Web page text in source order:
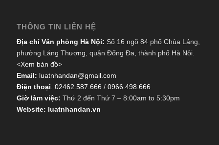
THÔNG TIN LIÊN HỆ
Địa chỉ Văn phòng Hà Nội: Số 16 ngõ 84 phố Chùa Láng,
phường Láng Thượng, quận Đống Đa, thành phố Hà Nội.
<Xem bản đồ>
Email: luatnhandan@gmail.com
Điện thoại: 02462.587.666 / 0966.498.666
Giờ làm việc: Thứ 2 đến Thứ 7 – 8:00am to 5:30pm
Website: luatnhandan.vn